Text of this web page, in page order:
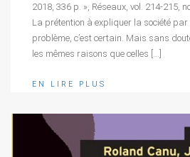
2018, 336 p. », Réseaux, vol. 214-215,
La prétention à expliquer la société
problème, c’est certain. Mais sans
les mêmes raisons que celles […]
EN LIRE PLUS